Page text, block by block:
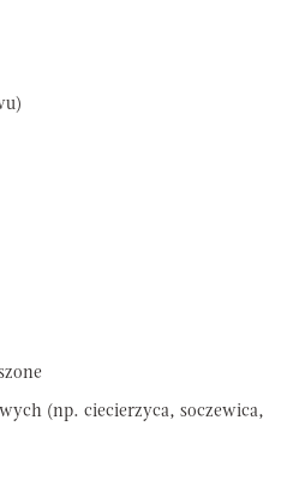
(np. ciecierzyca, soczewica,